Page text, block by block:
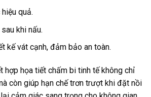
quả.
khi nấu.
kế vát cạnh, đảm bảo an toàn.
hợp họa tiết chấm bi tinh tế không chỉ
còn giúp hạn chế trơn trượt khi đặt nồi